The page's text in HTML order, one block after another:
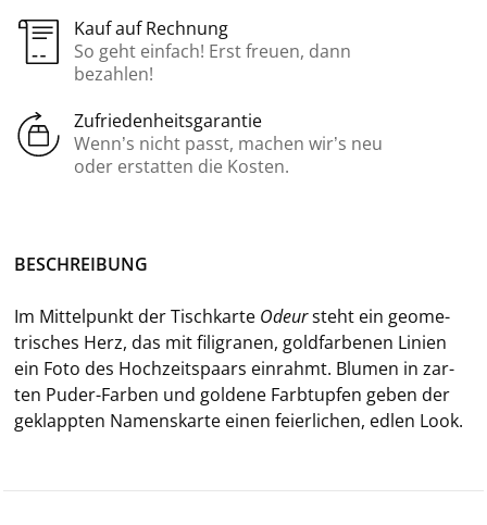
Kauf auf Rechnung
So geht einfach! Erst freuen, dann
bezahlen!
Zufriedenheitsgarantie
Wenn’s nicht passt, machen wir’s neu
oder erstatten die Kosten.
BE­SCHREI­BUNG
Im Mit­tel­punkt der Tisch­kar­te Odeursteht ein geo­me­
tri­sches Herz, das mit fi­li­gra­nen, gold­far­be­nen Li­ni­en
ein Foto des Hoch­zeits­paars ein­rahmt. Blu­men in zar­
ten Puder-​Farben und gol­de­ne Farb­tup­fen geben der
ge­klapp­ten Na­mens­kar­te einen fei­er­li­chen, edlen Look.